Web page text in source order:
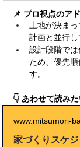
📌 プロ視点のア
土地が決ま
計画と並行し
設計段階で
ため、優先
す。
👇 あわせて読み
www.mitsumori-